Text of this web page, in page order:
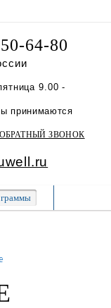
64-80
9.00 -
принимаются
ЗВОНОК